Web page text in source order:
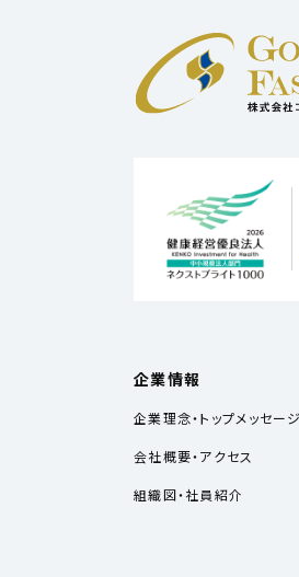
企業情報
企業理念・トップメッセージ
会社概要・アクセス
組織図・社員紹介